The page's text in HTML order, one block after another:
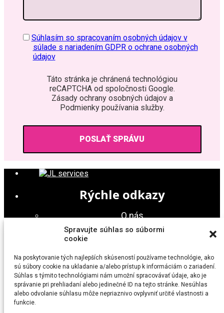
Spravujte súhlas so súbormi
cookie
Na poskytovanie tých najlepších skúseností používame technológie, ako
sú súbory cookie na ukladanie a/alebo prístup k informáciám o zariadení.
Súhlas s týmito technológiami nám umožní spracovávať údaje, ako je
správanie pri prehliadaní alebo jedinečné ID na tejto stránke. Nesúhlas
alebo odvolanie súhlasu môže nepriaznivo ovplyvniť určité vlastnosti a
funkcie.
GDPR
Súhlasím so spracovaním osobných údajov v
súlade s nariadením GDPR o ochrane osobných
údajov
Táto stránka je chránená technológiou
reCAPTCHA od spoločnosti Google.
Zásady ochrany osobných údajov a
Podmienky používania služby.
Rýchle odkazy
O nás
Poskytované služby
Nájdete nás
JL services s.r.o.